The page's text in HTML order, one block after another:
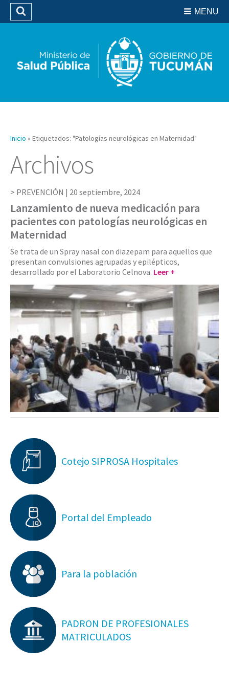
Biblioteca
MENU
Buscar
Inicio » Etiquetados: "Patologías neurológicas en Maternidad"
Archivos
PREVENCIÓN | 20 septiembre, 2024
Lanzamiento de nueva medicación para
pacientes con patologías neurológicas en
Maternidad
Se trata de un Spray nasal con diazepam para aquellos que
presentan convulsiones agrupadas y epilépticos,
desarrollado por el Laboratorio Celnova. Leer +
Cotejo SIPROSA Hospitales
Portal del Empleado
Para la población
PADRON DE PROFESIONALES
MATRICULADOS